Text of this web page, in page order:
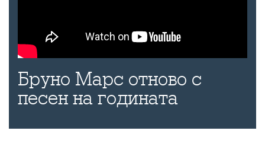
Бруно Марс отново с
песен на годината